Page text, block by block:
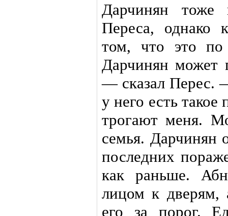
Дарчинян тоже
Переса, однако
том, что это по
Дарчинян может
— сказал Перес.
у него есть такое
трогают меня.
семья. Дарчинян
последних
как раньше.
лицом к дверям,
его за порог.